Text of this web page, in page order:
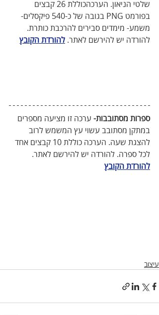
שלטי הניאון. הערכהכוללת 26 קבצים
בפורמט PNG בגובה של כ-540 פיקסלים-
משמע- מימדים סבירים להרכבת כותרת.
להורדה יש להירשם לאתר. להורדת הקובץ
ספרות מסתובבות- ערכה זו מציעה מספרים
במתקן מסתובב עשוי עץ המשמש לרוב
להצגת שעה. הערכה כוללת 10 קבצים אחד
לכל ספרה. להורדה יש להירשם לאתר.
להורדת הקובץ
עיצוב